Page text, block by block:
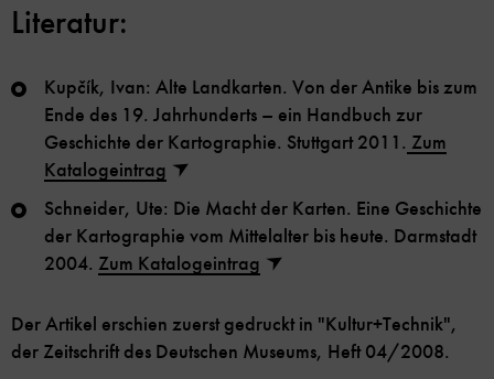
Literatur:
Kupčík, Ivan: Alte Landkarten. Von der Antike bis zum
Ende des 19. Jahrhunderts – ein Handbuch zur
Geschichte der Kartographie. Stuttgart 2011. Zum
Katalogeintrag
Schneider, Ute: Die Macht der Karten. Eine Geschichte
der Kartographie vom Mittelalter bis heute. Darmstadt
2004. Zum Katalogeintrag
Der Artikel erschien zuerst gedruckt in "Kultur+Technik",
der Zeitschrift des Deutschen Museums, Heft 04/2008.